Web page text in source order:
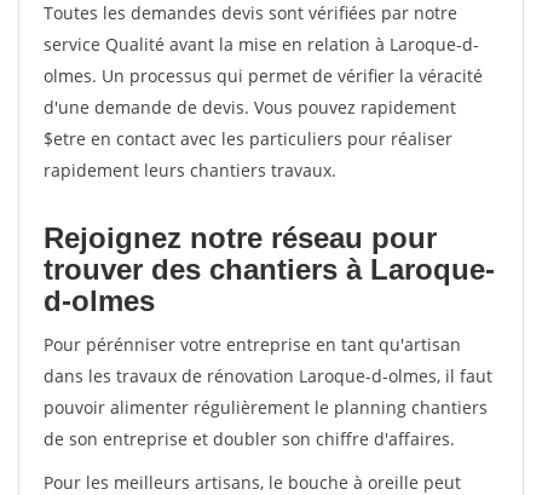
Toutes les demandes devis sont vérifiées par notre
service Qualité avant la mise en relation à Laroque-d-
olmes. Un processus qui permet de vérifier la véracité
d'une demande de devis. Vous pouvez rapidement
$etre en contact avec les particuliers pour réaliser
rapidement leurs chantiers travaux.
Rejoignez notre réseau pour
trouver des chantiers à Laroque-
d-olmes
Pour pérénniser votre entreprise en tant qu'artisan
dans les travaux de rénovation Laroque-d-olmes, il faut
pouvoir alimenter régulièrement le planning chantiers
de son entreprise et doubler son chiffre d'affaires.
Pour les meilleurs artisans, le bouche à oreille peut